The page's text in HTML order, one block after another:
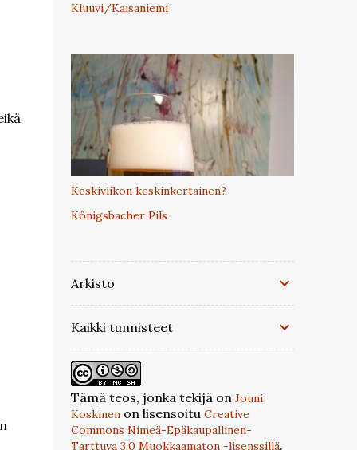
Kluuvi/Kaisaniemi
Keskiviikon keskinkertainen?
Königsbacher Pils
Arkisto
Kaikki tunnisteet
Tämä teos, jonka tekijä on Jouni
Koskinenon lisensoitu Creative
Commons Nimeä-Epäkaupallinen-
Tarttuva 3.0 Muokkaamaton -lisenssillä.